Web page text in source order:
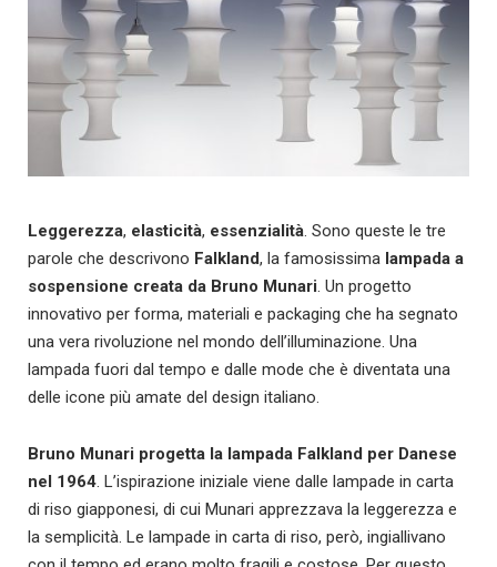
Leggerezza, elasticità, essenzialità. Sono queste le tre
parole che descrivono Falkland, la famosissima lampada a
sospensione creata da Bruno Munari. Un progetto
innovativo per forma, materiali e packaging che ha segnato
una vera rivoluzione nel mondo dell’illuminazione. Una
lampada fuori dal tempo e dalle mode che è diventata una
delle icone più amate del design italiano.
Bruno Munari progetta la lampada Falkland per Danese
nel 1964. L’ispirazione iniziale viene dalle lampade in carta
di riso giapponesi, di cui Munari apprezzava la leggerezza e
la semplicità. Le lampade in carta di riso, però, ingiallivano